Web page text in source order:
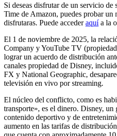
Si deseas disfrutar de un servicio
Time de Amazon, puedes probar un
disfrutaras. Puede accederaquía la
El 1 de noviembre de 2025, la
Company y YouTube TV
lograr un acuerdo de distribución
canales propiedad de Disney,
FX y National Geographic,
televisión en vivo por streaming.
El núcleo del conflicto, como es
transporte», es el dinero. Disney, un
contenido deportivo y de
aumento en las tarifas de